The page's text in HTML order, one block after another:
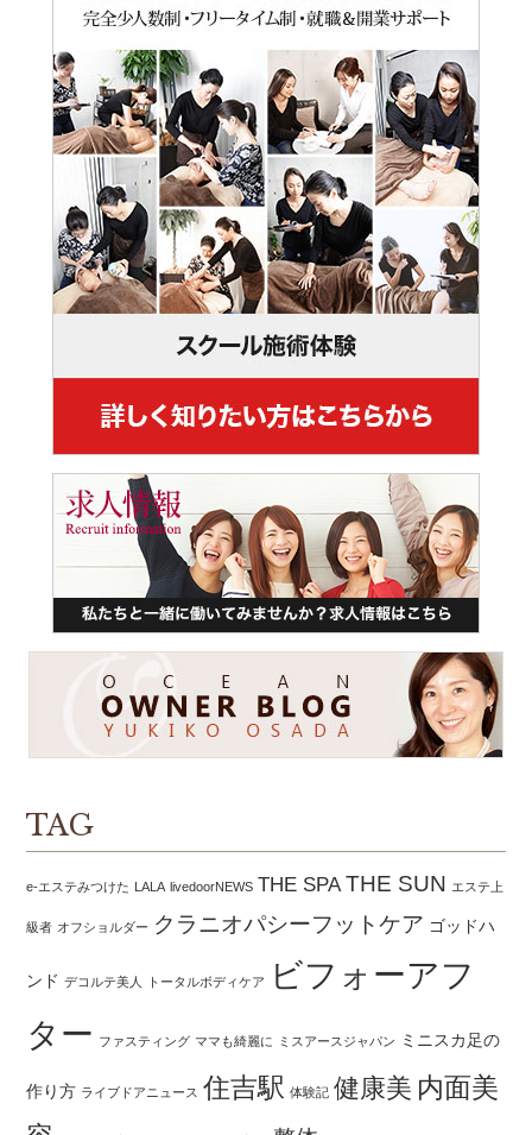
TAG
e-エステみつけた LALA livedoorNEWS THE SPA THE SUN エステ上
級者 オフショルダー クラニオパシーフットケア ゴッドハ
ンド デコルテ美人 トータルボディケア
ビフォーアフ
ター ファスティング ママも綺麗に ミスアースジャパン ミニスカ足の
作り方 ライブドアニュース 住吉駅 体験記 健康美 内面美